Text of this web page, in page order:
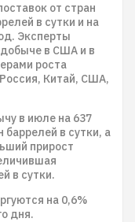
от стран
в сутки и на
Эксперты
в США и в
роста
Китай, США,
в июле на 637
баррелей в сутки, а
прирост
в сутки.
на 0,6%
дня.